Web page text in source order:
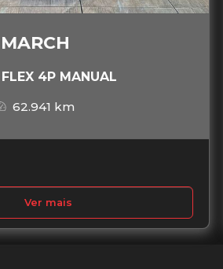
MARCH
4P MANUAL
62.941 km
Ver mais